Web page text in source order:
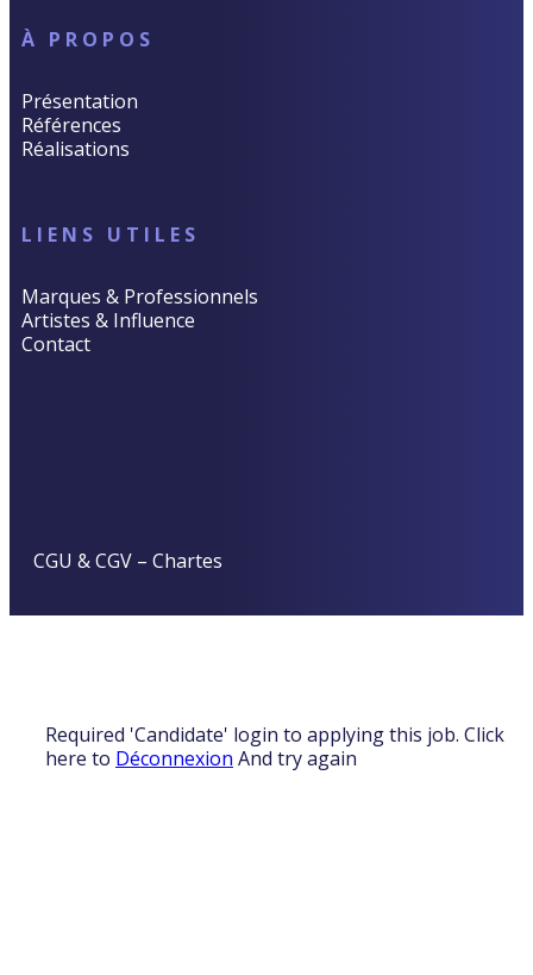
À PROPOS
Présentation
Références
Réalisations
LIENS UTILES
Marques & Professionnels
Artistes & Influence
Contact
CGU & CGV – Chartes
Required 'Candidate' login to applying this job. Click
here to Déconnexion And try again